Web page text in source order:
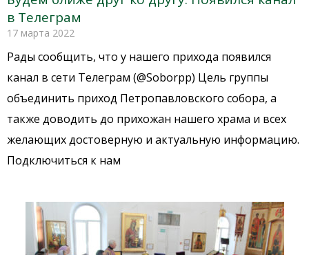
в Телеграм
17 марта 2022
Рады сообщить, что у нашего прихода появился
канал в сети Телеграм (@Soborpp) Цель группы
объединить приход Петропавловского собора, а
также доводить до прихожан нашего храма и всех
желающих достоверную и актуальную информацию.
Подключиться к нам